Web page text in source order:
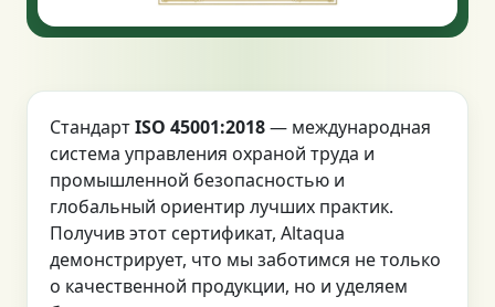
СтандартISO 45001:2018— международная
система управления охраной труда и
промышленной безопасностью и
глобальный ориентир лучших практик.
Получив этот сертификат, Altaqua
демонстрирует, что мы заботимся не только
о качественной продукции, но и уделяем